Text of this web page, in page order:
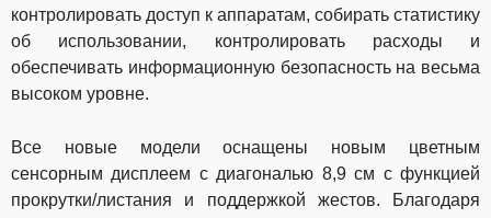
контролировать доступ к аппаратам, собирать статистику
об использовании, контролировать расходы и
обеспечивать информационную безопасность на весьма
высоком уровне.
Все новые модели оснащены новым цветным
сенсорным дисплеем с диагональю 8,9 см с функцией
прокрутки/листания и поддержкой жестов. Благодаря